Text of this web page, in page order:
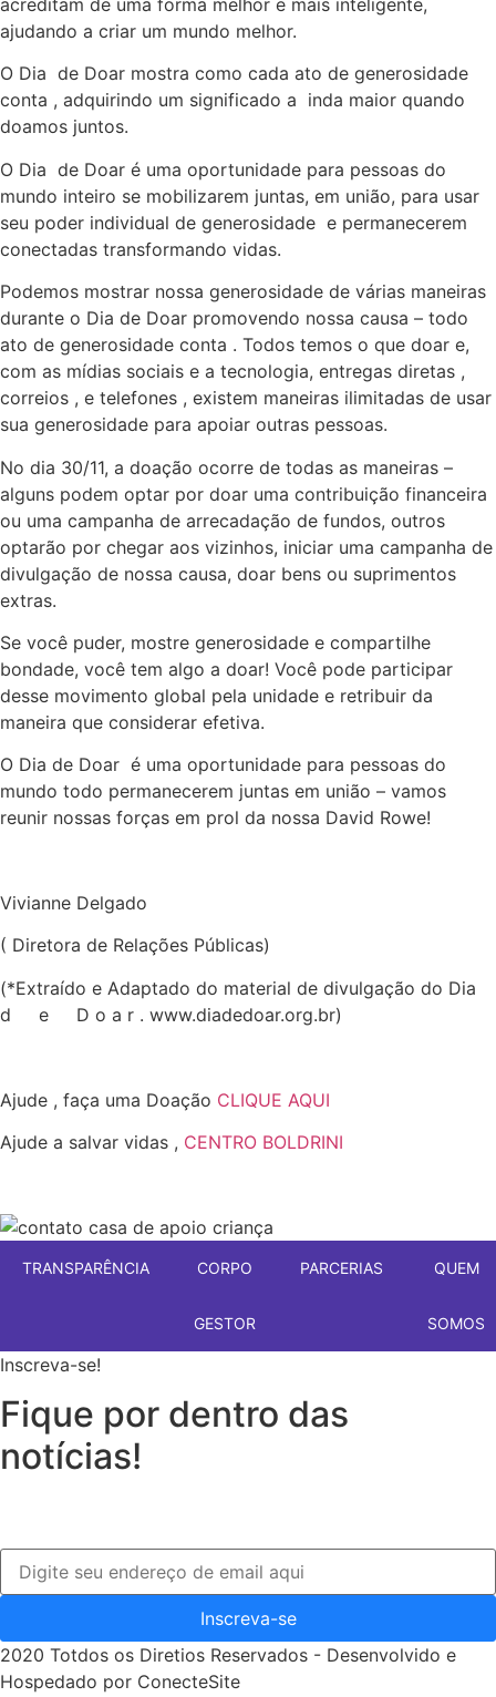
ajudando a criar um mundo melhor.
O Dia de Doar mostra como cada ato de generosidade
conta , adquirindo um significado a inda maior quando
doamos juntos.
O Dia de Doar é uma oportunidade para pessoas do
mundo inteiro se mobilizarem juntas, em união, para usar
seu poder individual de generosidade e permanecerem
conectadas transformando vidas.
Podemos mostrar nossa generosidade de várias maneiras
durante o Dia de Doar promovendo nossa causa – todo
ato de generosidade conta . Todos temos o que doar e,
com as mídias sociais e a tecnologia, entregas diretas ,
correios , e telefones , existem maneiras ilimitadas de usar
sua generosidade para apoiar outras pessoas.
No dia 30/11, a doação ocorre de todas as maneiras –
alguns podem optar por doar uma contribuição financeira
ou uma campanha de arrecadação de fundos, outros
optarão por chegar aos vizinhos, iniciar uma campanha de
divulgação de nossa causa, doar bens ou suprimentos
extras.
Se você puder, mostre generosidade e compartilhe
bondade, você tem algo a doar! Você pode participar
desse movimento global pela unidade e retribuir da
maneira que considerar efetiva.
O Dia de Doar é uma oportunidade para pessoas do
mundo todo permanecerem juntas em união – vamos
reunir nossas forças em prol da nossa David Rowe!
Vivianne Delgado
( Diretora de Relações Públicas)
(*Extraído e Adaptado do material de divulgação do Dia
d e D o a r . www.diadedoar.org.br)
Ajude , faça uma Doação CLIQUE AQUI
Ajude a salvar vidas , CENTRO BOLDRINI
TRANSPARÊNCIA CORPO
GESTOR
PARCERIAS QUEM
SOMOS
Inscreva-se!
Fique por dentro das
notícias!
Inscreva-se
2020 Totdos os Diretios Reservados - Desenvolvido e
Hospedado por ConecteSite